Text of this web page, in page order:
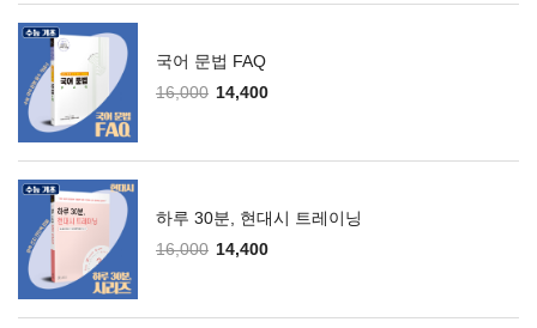
국어 문법 FAQ
16,000 14,400
하루 30분, 현대시 트레이닝
16,000 14,400